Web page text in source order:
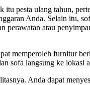
pesta ulang tahun,
Anda. Selain itu,
atau
memperoleh furnitur
sofa langsung ke lokasi
Anda dapat